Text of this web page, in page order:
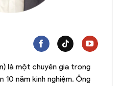
là một chuyên gia trong
10 năm kinh nghiệm. Ông